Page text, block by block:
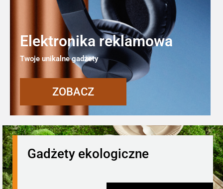
Elektronika reklamowa
Twoje unikalne gadżety
ZOBACZ
Gadżety ekologiczne